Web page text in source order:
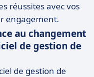
réussites avec vos
engagement.
au changement
de gestion de
de gestion de